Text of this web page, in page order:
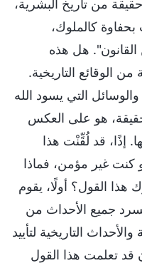
من تاريخ البشرية،
كالملوك،
هل هذه
الوقائع التاريخية.
التي يسود الله
هو على العكس
إذًا، قد لُقِّنْت هذا
كنت غير مؤمن، فماذا
القول؟ أولًا، يقوم
جميع الأحداث من
التاريخية لتأييد
قد تعلمت هذا القول